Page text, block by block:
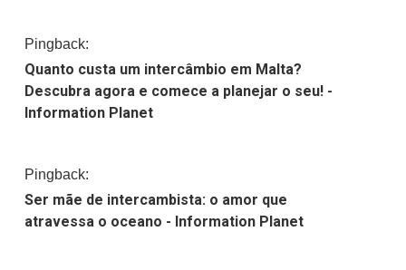
Pingback:
Quanto custa um intercâmbio em Malta?
Descubra agora e comece a planejar o seu! -
Information Planet
Pingback:
Ser mãe de intercambista: o amor que
atravessa o oceano - Information Planet